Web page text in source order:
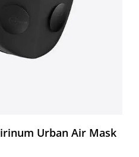
Urban Air Mask